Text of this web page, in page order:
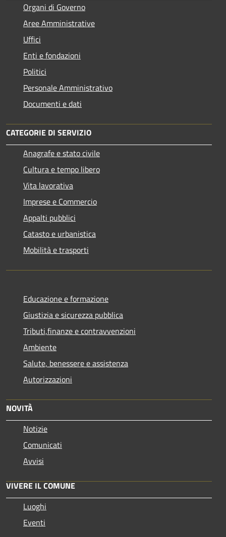
Organi di Governo
Aree Amministrative
Uffici
Enti e fondazioni
Politici
Personale Amministrativo
Documenti e dati
CATEGORIE DI SERVIZIO
Anagrafe e stato civile
Cultura e tempo libero
Vita lavorativa
Imprese e Commercio
Appalti pubblici
Catasto e urbanistica
Mobilità e trasporti
Educazione e formazione
Giustizia e sicurezza pubblica
Tributi,finanze e contravvenzioni
Ambiente
Salute, benessere e assistenza
Autorizzazioni
NOVITÀ
Notizie
Comunicati
Avvisi
VIVERE IL COMUNE
Luoghi
Eventi